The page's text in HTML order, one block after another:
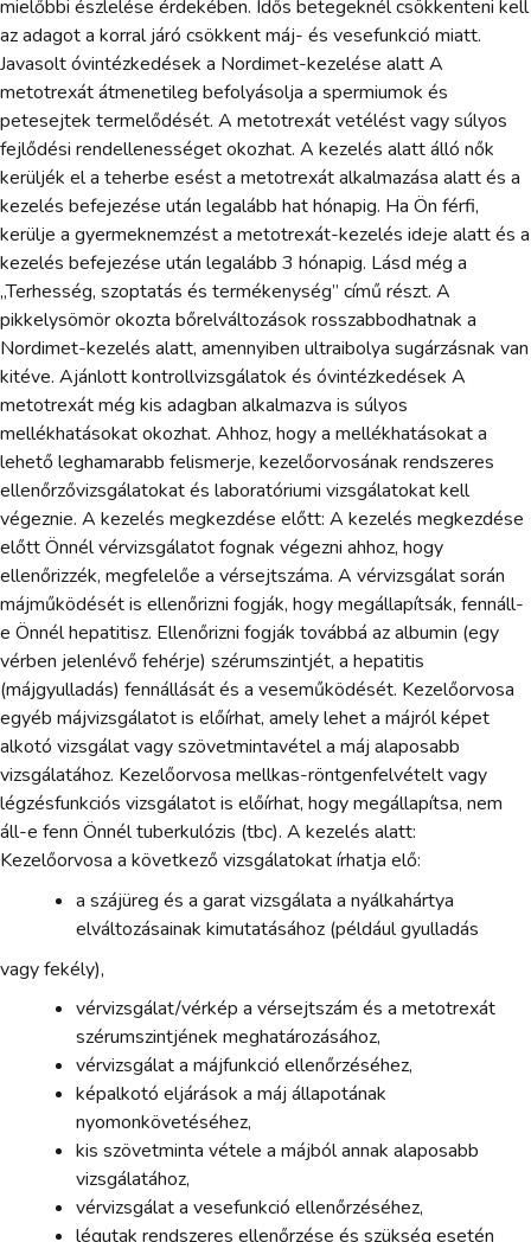
mielőbbi észlelése érdekében. Idős betegeknél csökkenteni kell
az adagot a korral járó csökkent máj- és vesefunkció miatt.
Javasolt óvintézkedések a Nordimet-kezelése alatt A
metotrexát átmenetileg befolyásolja a spermiumok és
petesejtek termelődését. A metotrexát vetélést vagy súlyos
fejlődési rendellenességet okozhat. A kezelés alatt álló nők
kerüljék el a teherbe esést a metotrexát alkalmazása alatt és a
kezelés befejezése után legalább hat hónapig. Ha Ön férfi,
kerülje a gyermeknemzést a metotrexát-kezelés ideje alatt és a
kezelés befejezése után legalább 3 hónapig. Lásd még a
„Terhesség, szoptatás és termékenység” című részt. A
pikkelysömör okozta bőrelváltozások rosszabbodhatnak a
Nordimet-kezelés alatt, amennyiben ultraibolya sugárzásnak van
kitéve. Ajánlott kontrollvizsgálatok és óvintézkedések A
metotrexát még kis adagban alkalmazva is súlyos
mellékhatásokat okozhat. Ahhoz, hogy a mellékhatásokat a
lehető leghamarabb felismerje, kezelőorvosának rendszeres
ellenőrzővizsgálatokat és laboratóriumi vizsgálatokat kell
végeznie. A kezelés megkezdése előtt: A kezelés megkezdése
előtt Önnél vérvizsgálatot fognak végezni ahhoz, hogy
ellenőrizzék, megfelelőe a vérsejtszáma. A vérvizsgálat során
májműködését is ellenőrizni fogják, hogy megállapítsák, fennáll-
e Önnél hepatitisz. Ellenőrizni fogják továbbá az albumin (egy
vérben jelenlévő fehérje) szérumszintjét, a hepatitis
(májgyulladás) fennállását és a veseműködését. Kezelőorvosa
egyéb májvizsgálatot is előírhat, amely lehet a májról képet
alkotó vizsgálat vagy szövetmintavétel a máj alaposabb
vizsgálatához. Kezelőorvosa mellkas-röntgenfelvételt vagy
légzésfunkciós vizsgálatot is előírhat, hogy megállapítsa, nem
áll-e fenn Önnél tuberkulózis (tbc). A kezelés alatt:
Kezelőorvosa a következő vizsgálatokat írhatja elő:
a szájüreg és a garat vizsgálata a nyálkahártya
elváltozásainak kimutatásához (például gyulladás
vagy fekély),
vérvizsgálat/vérkép a vérsejtszám és a metotrexát
szérumszintjének meghatározásához,
vérvizsgálat a májfunkció ellenőrzéséhez,
képalkotó eljárások a máj állapotának
nyomonkövetéséhez,
kis szövetminta vétele a májból annak alaposabb
vizsgálatához,
vérvizsgálat a vesefunkció ellenőrzéséhez,
légutak rendszeres ellenőrzése és szükség esetén